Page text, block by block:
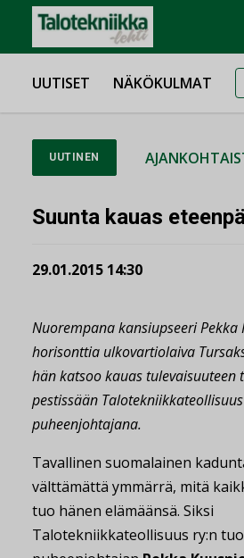
UUTISET NÄKÖKULMAT
UUTINEN
Suunta kauas
29.01.2015 14:30
Nuorempana kansiupseeri
horisonttia ulkovartiolaiva
hän katsoo kauas tulevaisuuteen
pestissään
puheenjohtajana.
Tavallinen suomalainen
välttämättä ymmärrä, mitä
tuo hänen elämäänsä. Siksi
Talotekniikkateollisuus ry:n